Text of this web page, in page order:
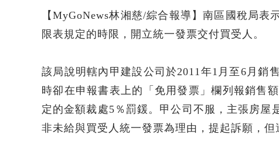
【MyGoNews林湘慈/綜合報導】南區國稅局
限表規定的時限，開立統一發票交付買受人。
該局說明轄內甲建設公司於2011年1月至6月銷
時卻在申報書表上的「免用發票」欄列報銷售
定的金額裁處5％罰鍰。甲公司不服，主張房
非未給與買受人統一發票為理由，提起訴願，但